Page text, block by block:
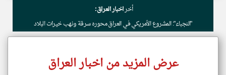
أخراخبار العراق:
"النجباء": المشروع الأمريكي في العراق محوره سرقة ونهب خيرات البلاد
عرض المزيد من اخبار العراق